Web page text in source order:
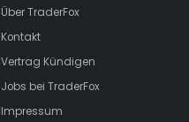
Über TraderFox
Kontakt
Vertrag Kündigen
Jobs bei TraderFox
Impressum